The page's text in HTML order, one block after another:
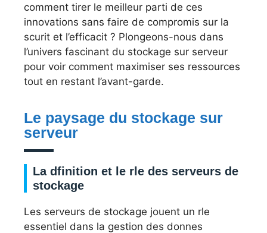
comment tirer le meilleur parti de ces
innovations sans faire de compromis sur la
scurit et l’efficacit ? Plongeons-nous dans
l’univers fascinant du stockage sur serveur
pour voir comment maximiser ses ressources
tout en restant l’avant-garde.
Le paysage du stockage sur
serveur
La dfinition et le rle des serveurs de
stockage
Les serveurs de stockage jouent un rle
essentiel dans la gestion des donnes